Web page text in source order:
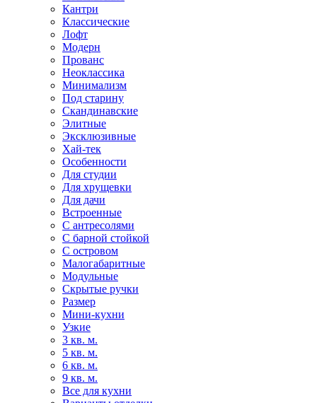
Кантри
Классические
Лофт
Модерн
Прованс
Неоклассика
Минимализм
Под старину
Скандинавские
Элитные
Эксклюзивные
Хай-тек
Особенности
Для студии
Для хрущевки
Для дачи
Встроенные
С антресолями
С барной стойкой
С островом
Малогабаритные
Модульные
Скрытые ручки
Размер
Мини-кухни
Узкие
3 кв. м.
5 кв. м.
6 кв. м.
9 кв. м.
Все для кухни